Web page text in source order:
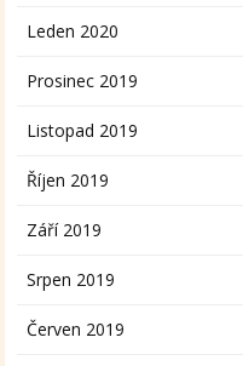
Leden 2020
Prosinec 2019
Listopad 2019
Říjen 2019
Září 2019
Srpen 2019
Červen 2019